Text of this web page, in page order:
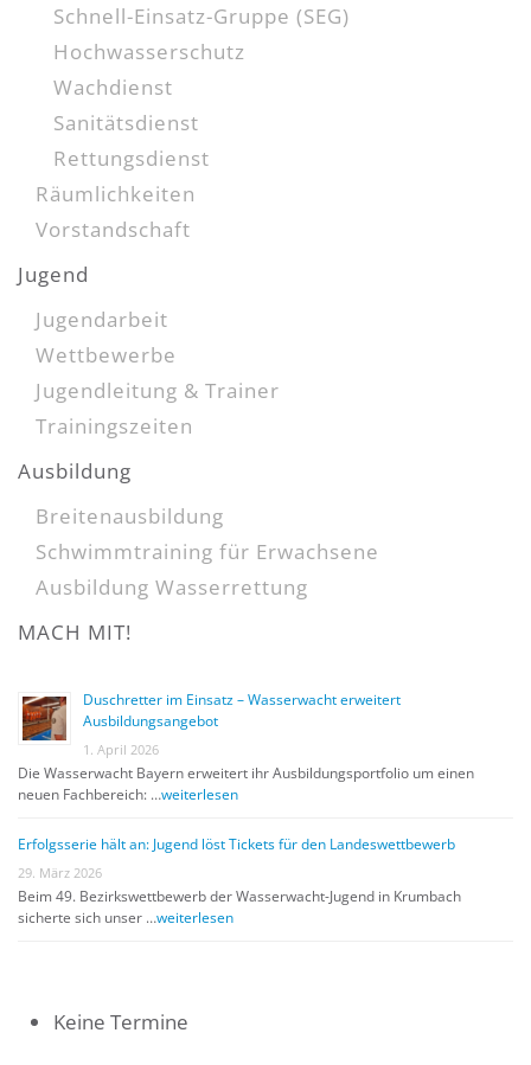
Schnell-Einsatz-Gruppe (SEG)
Hochwasserschutz
Wachdienst
Sanitätsdienst
Rettungsdienst
Räumlichkeiten
Vorstandschaft
Jugend
Jugendarbeit
Wettbewerbe
Jugendleitung & Trainer
Trainingszeiten
Ausbildung
Breitenausbildung
Schwimmtraining für Erwachsene
Ausbildung Wasserrettung
MACH MIT!
Duschretter im Einsatz – Wasserwacht erweitert
Ausbildungsangebot
1. April 2026
Die Wasserwacht Bayern erweitert ihr Ausbildungsportfolio um einen
neuen Fachbereich: …weiterlesen
Erfolgsserie hält an: Jugend löst Tickets für den Landeswettbewerb
29. März 2026
Beim 49. Bezirkswettbewerb der Wasserwacht-Jugend in Krumbach
sicherte sich unser …weiterlesen
Keine Termine